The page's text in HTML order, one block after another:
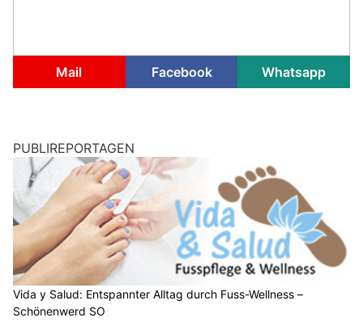
Mail Facebook Whatsapp
PUBLIREPORTAGEN
Vida y Salud: Entspannter Alltag durch Fuss-Wellness –
Schönenwerd SO